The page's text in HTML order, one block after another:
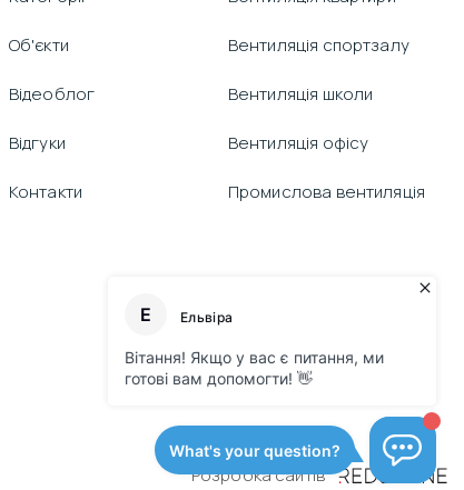
Об'єкти Вентиляція спортзалу
Відеоблог Вентиляція школи
Відгуки Вентиляція офісу
Контакти Промислова вентиляція
Розробка сайтів